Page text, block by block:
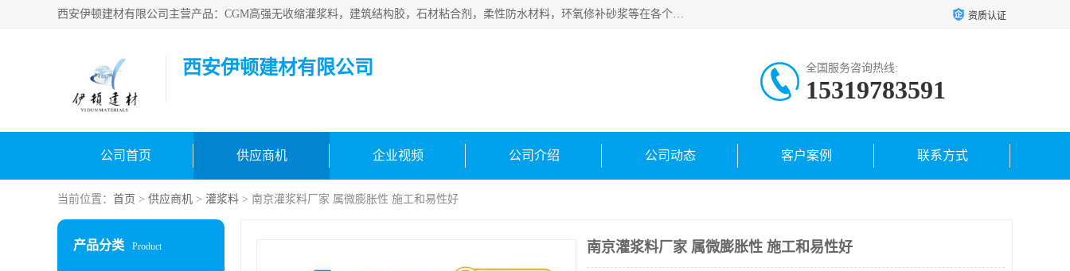
西安伊顿建材有限公司主营产品：CGM高强无收缩灌浆料，建筑结构胶，石材粘合剂，柔性防水材料，环氧修补砂浆等在各个行业得到了客户认可。 资质认证
西安伊顿建材有限公司 全国服务咨询热线:
15319783591
公司首页 供应商机 企业视频 公司介绍 公司动态 客户案例 联系方式
当前位置： 首页 > 供应商机 > 灌浆料 > 南京灌浆料厂家 属微膨胀性 施工和易性好
产品分类 Product 南京灌浆料厂家 属微膨胀性 施工和易性好